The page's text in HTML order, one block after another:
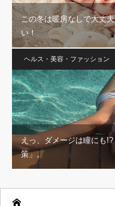
この冬は暖房なしで大丈
い！
ヘルス・美容・ファッション
えっ、ダメージは瞳にも
策」。